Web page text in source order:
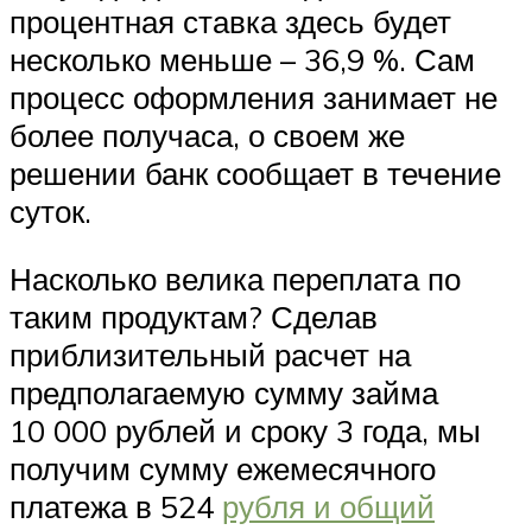
процентная ставка здесь будет
несколько меньше – 36,9 %. Сам
процесс оформления занимает не
более получаса, о своем же
решении банк сообщает в течение
суток.
Насколько велика переплата по
таким продуктам? Сделав
приблизительный расчет на
предполагаемую сумму займа
10 000 рублей и сроку 3 года, мы
получим сумму ежемесячного
платежа в 524 рубля и общий